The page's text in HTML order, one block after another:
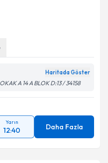
Haritada Göster
A 14 A BLOK D:13 / 34158
Yarın
12:40 Daha Fazla